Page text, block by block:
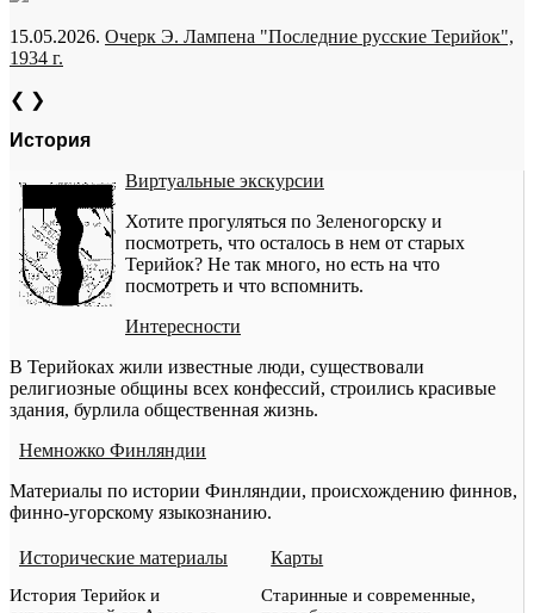
15.05.2026. Очерк Э. Лампена "Последние русские Терийок",
1934 г.
❮ ❯
История
Виртуальные экскурсии
Хотите прогуляться по Зеленогорску и
посмотреть, что осталось в нем от старых
Терийок? Не так много, но есть на что
посмотреть и что вспомнить.
Интересности
В Терийоках жили известные люди, существовали
религиозные общины всех конфессий, строились красивые
здания, бурлила общественная жизнь.
Немножко Финляндии
Материалы по истории Финляндии, происхождению финнов,
финно-угорскому языкознанию.
Исторические материалы
История Терийок и
Карты
Старинные и современные,